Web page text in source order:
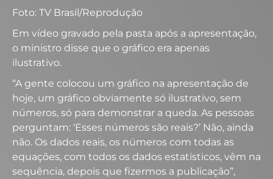
Foto: TV Brasil/Reprodução
Em vídeo gravado pela pasta após a apresentação,
o ministro disse que o gráfico era apenas
ilustrativo.
“A gente colocou um gráfico na apresentação de
hoje, um gráfico obviamente só ilustrativo, sem
números, só para demonstrar a queda. As pessoas
perguntam: ‘Esses números são reais?’ Não, ainda
não. Os dados reais, os números com todas as
equações, com todos os dados estatísticos, vêm na
sequência, depois que fizermos a publicação”,